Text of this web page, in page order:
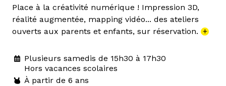
Place à la créativité numérique ! Impression 3D,
réalité augmentée, mapping vidéo... des ateliers
ouverts aux parents et enfants, sur réservation. +
Plusieurs samedis de 15h30 à 17h30
Hors vacances scolaires
À partir de 6 ans